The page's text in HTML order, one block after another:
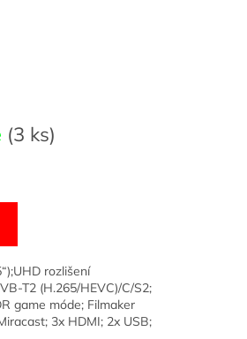
(3 ks)
rozlišení
T2 (H.265/HEVC)/C/S2;
game móde; Filmaker
3x HDMI; 2x USB;